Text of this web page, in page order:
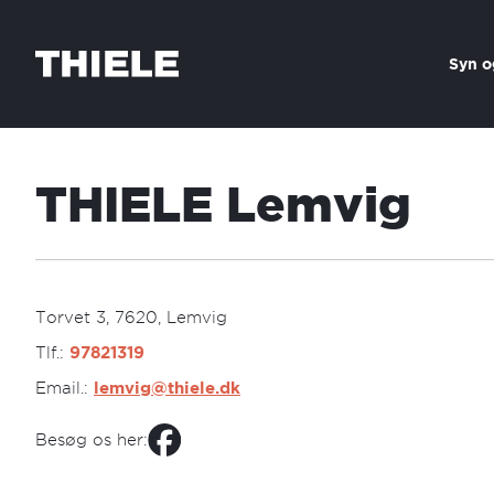
Syn
THIELE Lemvig
Torvet 3, 7620, Lemvig
Tlf.: 97821319
Email.: lemvig@thiele.dk
Besøg os her: